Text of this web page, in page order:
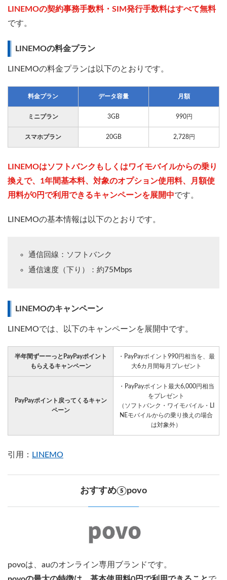
LINEMOの契約事務手数料・SIM発行手数料はすべて無料
です。
LINEMOの料金プラン
LINEMOの料金プランは以下のとおりです。
料金プラン データ容量 月額
ミニプラン 3GB 990円
スマホプラン 20GB 2,728円
LINEMOはソフトバンクもしくはワイモバイルからの乗り
換えで、1年間基本料、対象のオプション使用料、月額使
用料が0円で利用できるキャンペーンを展開中です。
LINEMOの基本情報は以下のとおりです。
通信回線：ソフトバンク
通信速度（下り）：約75Mbps
LINEMOのキャンペーン
LINEMOでは、以下のキャンペーンを展開中です。
半年間ずーーっとPayPayポイント
もらえるキャンペーン
・PayPayポイント990円相当を、最
大6カ月間毎月プレゼント
PayPayポイント戻ってくるキャン
ペーン
・PayPayポイント最大6,000円相当
をプレゼント
（ソフトバンク・ワイモバイル・LI
NEモバイルからの乗り換えの場合
は対象外）
引用： LINEMO
おすすめ⑤povo
povoは、auのオンライン専用ブランドです。